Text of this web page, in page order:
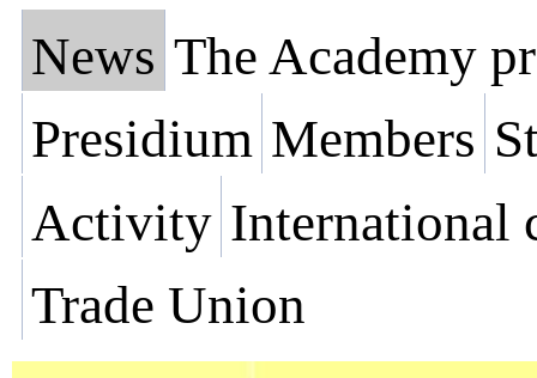
News The Academy
Presidium Members
Activity International
Trade Union